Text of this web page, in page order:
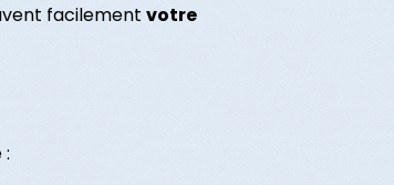
facilement votre